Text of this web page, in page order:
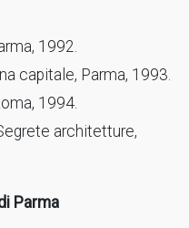
1992.
capitale, Parma, 1993.
1994.
architetture,
Parma